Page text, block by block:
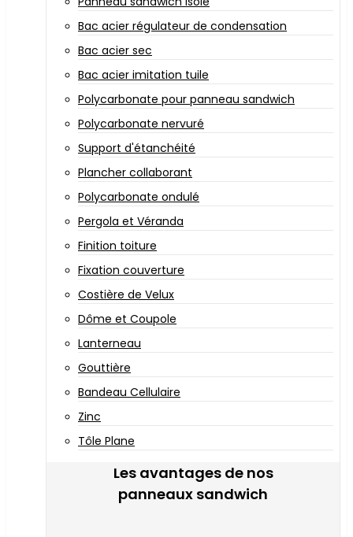
Bac acier régulateur de condensation
Bac acier sec
Bac acier imitation tuile
Polycarbonate pour panneau sandwich
Polycarbonate nervuré
Support d'étanchéité
Plancher collaborant
Polycarbonate ondulé
Pergola et Véranda
Finition toiture
Fixation couverture
Costière de Velux
Dôme et Coupole
Lanterneau
Gouttière
Bandeau Cellulaire
Zinc
Tôle Plane
Les avantages de nos
panneaux sandwich